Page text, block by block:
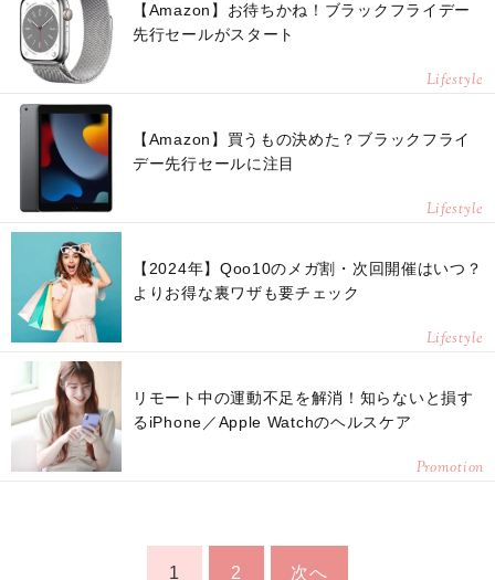
【Amazon】お待ちかね！ブラックフライデー
先行セールがスタート
Lifestyle
【Amazon】買うもの決めた？ブラックフライ
デー先行セールに注目
Lifestyle
【2024年】Qoo10のメガ割・次回開催はいつ？
よりお得な裏ワザも要チェック
Lifestyle
リモート中の運動不足を解消！知らないと損す
るiPhone／Apple Watchのヘルスケア
Promotion
1 2 次へ